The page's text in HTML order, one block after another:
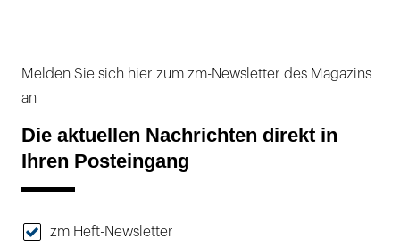
Melden Sie sich hier zum zm-Newsletter des Magazins
an
Die aktuellen Nachrichten direkt in
Ihren Posteingang
zm Heft-Newsletter